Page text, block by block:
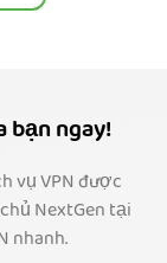
bạn ngay!
vụ VPN được
NextGen tại
nhanh.